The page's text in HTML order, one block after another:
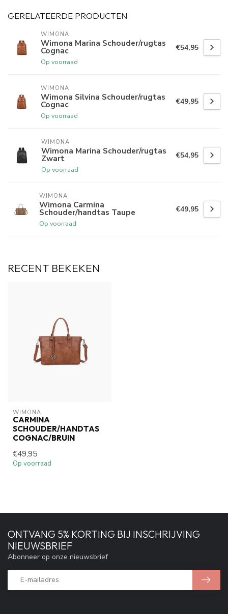
GERELATEERDE PRODUCTEN
WIMONA
Wimona Marina Schouder/rugtas
Cognac
Op voorraad
€54,95
WIMONA
Wimona Silvina Schouder/rugtas
Cognac
Op voorraad
€49,95
WIMONA
Wimona Marina Schouder/rugtas
Zwart
Op voorraad
€54,95
WIMONA
Wimona Carmina
Schouder/handtas Taupe
Op voorraad
€49,95
RECENT BEKEKEN
WIMONA
CARMINA
SCHOUDER/HANDTAS
COGNAC/BRUIN
€49,95
Op voorraad
ONTVANG 5% KORTING BIJ INSCHRIJVING
NIEUWSBRIEF
Abonneer op onze nieuwsbrief